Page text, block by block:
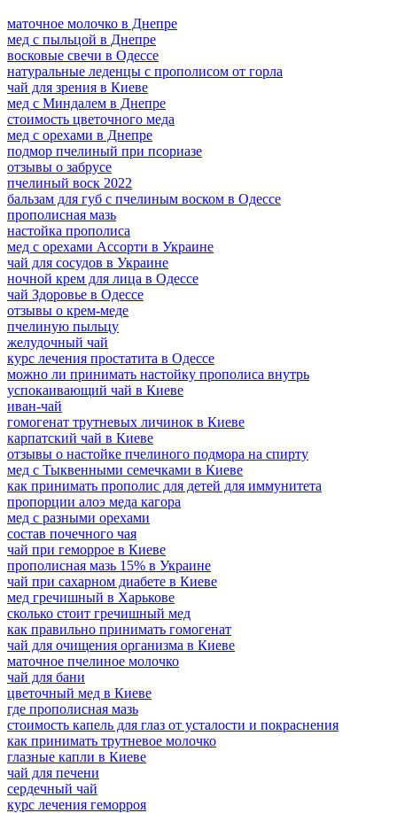
маточное молочко в Днепре
мед с пыльцой в Днепре
восковые свечи в Одессе
натуральные леденцы с прополисом от горла
чай для зрения в Киеве
мед с Миндалем в Днепре
стоимость цветочного меда
мед с орехами в Днепре
подмор пчелиный при псориазе
отзывы о забрусе
пчелиный воск 2022
бальзам для губ с пчелиным воском в Одессе
прополисная мазь
настойка прополиса
мед с орехами Ассорти в Украине
чай для сосудов в Украине
ночной крем для лица в Одессе
чай Здоровье в Одессе
отзывы о крем-меде
пчелиную пыльцу
желудочный чай
курс лечения простатита в Одессе
можно ли принимать настойку прополиса внутрь
успокаивающий чай в Киеве
иван-чай
гомогенат трутневых личинок в Киеве
карпатский чай в Киеве
отзывы о настойке пчелиного подмора на спирту
мед с Тыквенными семечками в Киеве
как принимать прополис для детей для иммунитета
пропорции алоэ меда кагора
мед с разными орехами
состав почечного чая
чай при геморрое в Киеве
прополисная мазь 15% в Украине
чай при сахарном диабете в Киеве
мед гречишный в Харькове
сколько стоит гречишный мед
как правильно принимать гомогенат
чай для очищения организма в Киеве
маточное пчелиное молочко
чай для бани
цветочный мед в Киеве
где прополисная мазь
стоимость капель для глаз от усталости и покраснения
как принимать трутневое молочко
глазные капли в Киеве
чай для печени
сердечный чай
курс лечения геморроя